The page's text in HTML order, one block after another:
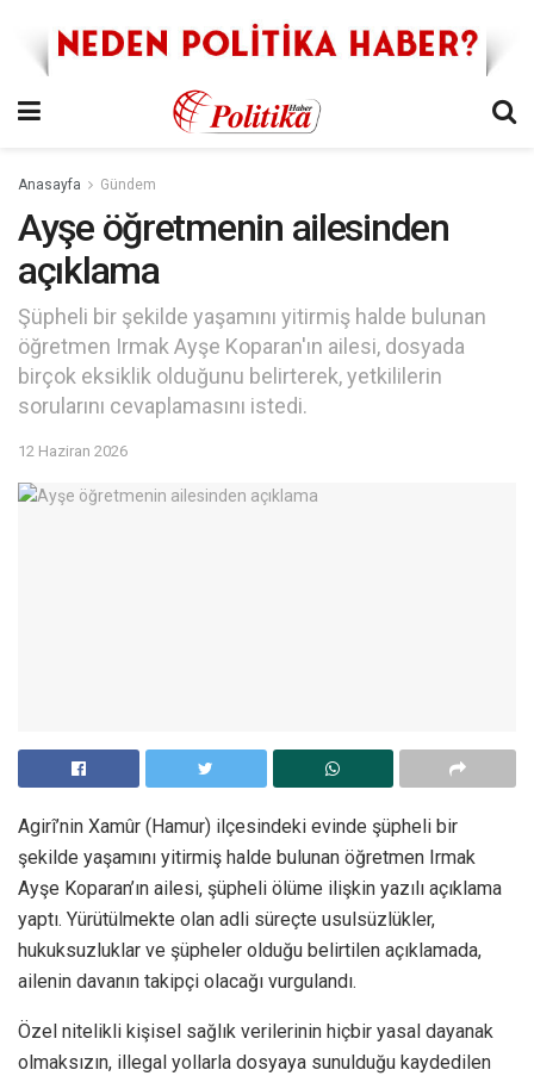
Anasayfa Gündem
Ayşe öğretmenin ailesinden
açıklama
Şüpheli bir şekilde yaşamını yitirmiş halde bulunan
öğretmen Irmak Ayşe Koparan'ın ailesi, dosyada
birçok eksiklik olduğunu belirterek, yetkililerin
sorularını cevaplamasını istedi.
12 Haziran 2026
Agirî’nin Xamûr (Hamur) ilçesindeki evinde şüpheli bir
şekilde yaşamını yitirmiş halde bulunan öğretmen Irmak
Ayşe Koparan’ın ailesi, şüpheli ölüme ilişkin yazılı açıklama
yaptı. Yürütülmekte olan adli süreçte usulsüzlükler,
hukuksuzluklar ve şüpheler olduğu belirtilen açıklamada,
ailenin davanın takipçi olacağı vurgulandı.
Özel nitelikli kişisel sağlık verilerinin hiçbir yasal dayanak
olmaksızın, illegal yollarla dosyaya sunulduğu kaydedilen